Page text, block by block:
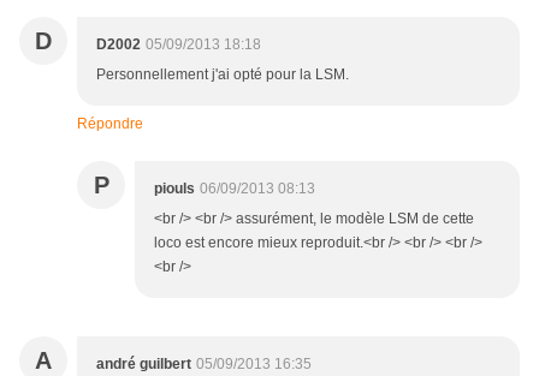
D D2002 05/09/2013 18:18
Personnellement j'ai opté pour la LSM.
Répondre
P piouls 06/09/2013 08:13
<br /> <br /> assurément, le modèle LSM de cette
loco est encore mieux reproduit.<br /> <br /> <br />
<br />
A andré guilbert 05/09/2013 16:35